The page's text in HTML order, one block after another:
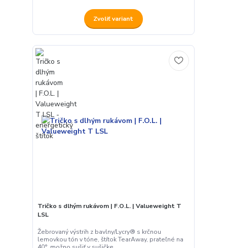
Zvoliť variant
Tričko s dlhým rukávom | F.O.L. | Valueweight T
LSL
Žebrovaný výstrih z bavlny/Lycry® s krčnou
lemovkou tón v tóne, štítok TearAway, prateľné na